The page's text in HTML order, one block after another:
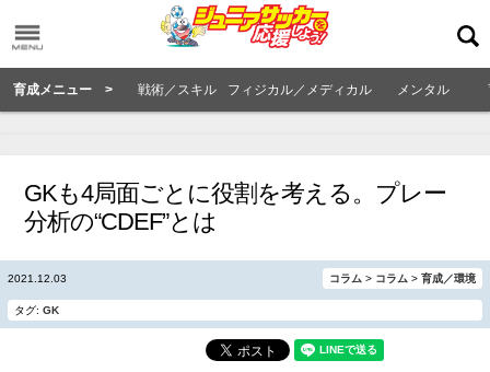
育成メニュー > 戦術／スキル フィジカル／メディカル メンタル
GKも4局面ごとに役割を考える。プレー
分析の“CDEF”とは
2021.12.03 コラム > コラム > 育成／環境
タグ: GK